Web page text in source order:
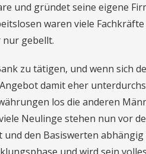
und gründet seine eigene
waren viele
nur gebellt.
zu tätigen, und wenn sich
damit eher
los die anderen
Neulinge stehen nun vor
den Basiswerten